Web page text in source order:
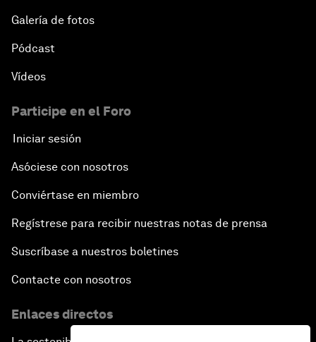
Galería de fotos
Pódcast
Vídeos
Participe en el Foro
Iniciar sesión
Asóciese con nosotros
Conviértase en miembro
Regístrese para recibir nuestras notas de prensa
Suscríbase a nuestros boletines
Contacte con nosotros
Enlaces directos